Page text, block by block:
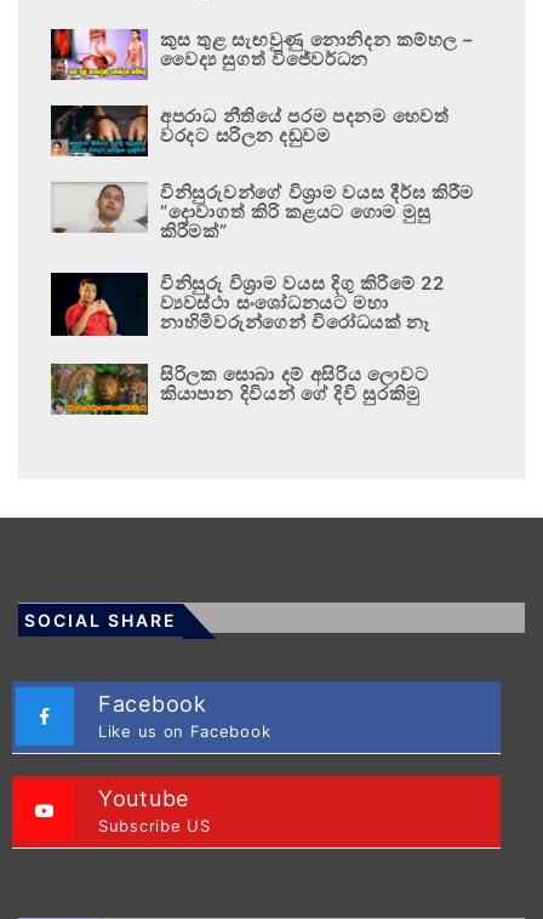
කුස තුළ සැඟවුණු නොනිදන කම්හල –
වෛද්‍ය සුගත් විජේවර්ධන
අපරාධ නීතියේ පරම පදනම හෙවත්
වරදට සරිලන දඬුවම
විනිසුරුවන්ගේ විශ්‍රාම වයස දීර්ඝ කිරීම
“දොවාගත් කිරි කළයට ගොම මුසු
කිරීමක්”
විනිසුරු විශ්‍රාම වයස දිගු කිරීමේ 22
ව්‍යවස්ථා සංශෝධනයට මහා
නාහිමිවරුන්ගෙන් විරෝධයක් නෑ
සිරිලක සොබා දම් අසිරිය ලොවට
කියාපාන දිවියන් ගේ දිවි සුරකිමු
SOCIAL SHARE
Facebook
Like us on Facebook
Youtube
Subscribe US